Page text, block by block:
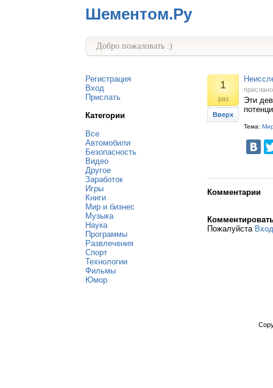
Шементом.Ру
Добро пожаловать :)
Регистрация
Вход
Прислать
Категории
Все
Автомобили
Безопасность
Видео
Другое
Заработок
Игры
Книги
Мир и бизнес
Музыка
Наука
Программы
Развлечения
Спорт
Технологии
Фильмы
Юмор
1
раз
Вверх
Эти
Тема:
Комментарии
Пожалуйста Вход